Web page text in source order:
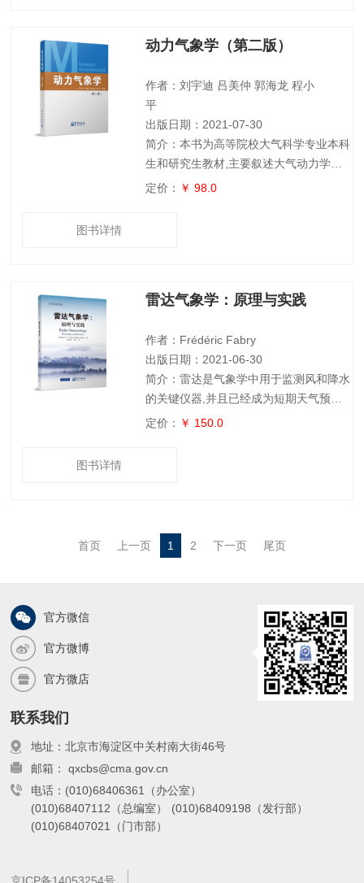
生产与气象服务问题,为农业天气、农产
提供可靠工具。本书目标是通过理论讲解
和实际案
动力气象学（第二版）
作者：刘宇迪 吕美仲 郭海龙 程小
平
出版日期：2021-07-30
简介：本书为高等院校大气科学专业本科
生和研究生教材,主要叙述大气动力学中
的基本概念和基本原理,同时也增加了一
简单易学。本书可作为高等院校大气科学
海洋、航空和环境等部门的科研人员和业
务人
定价： ￥ 98.0
图书详情
雷达气象学：原理与实践
作者：Frédéric Fabry
出版日期：2021-06-30
简介：雷达是气象学中用于监测风和降水
的关键仪器,并且已经成为短期天气预报
的主要工具。这本实用教科书介绍了雷达
报对流及大尺度天气系统;最后概述了当
前的研究课题,包括利用地面和星载雷
定价： ￥ 150.0
图书详情
首页 上一页 1 2 下一页 尾页
官方微信
官方微博
官方微店
联系我们
地址：北京市海淀区中关村南大街46号
邮箱： qxcbs@cma.gov.cn
电话：(010)68406361（办公室）
(010)68407112（总编室）
(010)68409198（发行部）
(010)68407021（门市部）